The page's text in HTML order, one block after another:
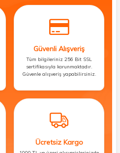
Güvenli Alışveriş
Tüm bilgileriniz 256 Bit SSL
sertifikasıyla korunmaktadır.
Güvenle alışveriş yapabilirsiniz.
Ücretsiz Kargo